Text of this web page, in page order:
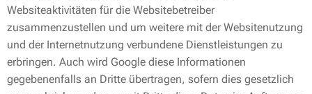
Websiteaktivitäten für die Websitebetreiber
zusammenzustellen und um weitere mit der Websitenutzung
und der Internetnutzung verbundene Dienstleistungen zu
erbringen. Auch wird Google diese Informationen
gegebenenfalls an Dritte übertragen, sofern dies gesetzlich